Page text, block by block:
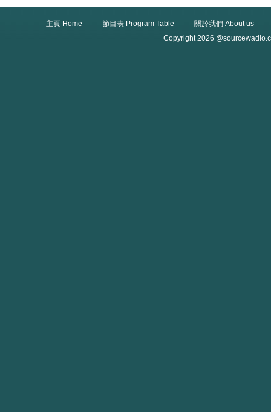
主頁 Home 節目表 Program Table
關於我們 About us
Copyright 2026